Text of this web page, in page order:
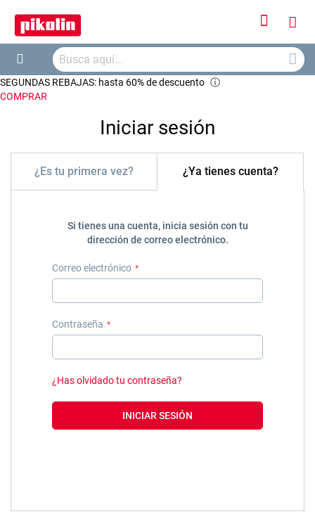
Iniciar
Buscar
SEGUNDAS REBAJAS: hasta 60% de descuento ⓘ
COMPRAR
Iniciar sesión
¿Es tu primera vez? ¿Ya tienes cuenta?
Si tienes una cuenta, inicia sesión con tu
dirección de correo electrónico.
Correo electrónico
Contraseña
¿Has olvidado tu contraseña?
INICIAR SESIÓN